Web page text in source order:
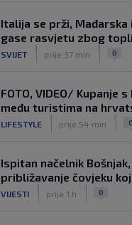
Italija se prži, Mađarska
gase rasvjetu zbog
SVIJET prije 37 min 0
FOTO, VIDEO/ Kupanje
među turistima na
LIFESTYLE prije 54 min 0
Ispitan načelnik
približavanje čovjeku
VIJESTI prije 1 h 0